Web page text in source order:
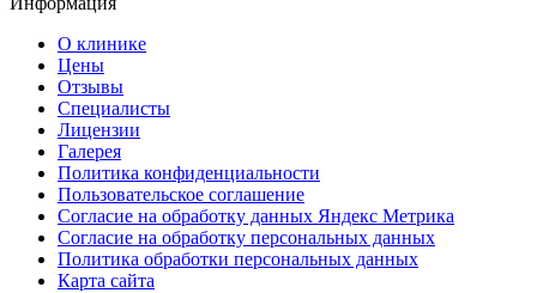
О клинике
Цены
Отзывы
Специалисты
Лицензии
Галерея
Политика конфиденциальности
Пользовательское соглашение
Согласие на обработку данных Яндекс Метрика
Согласие на обработку персональных данных
Политика обработки персональных данных
Карта сайта